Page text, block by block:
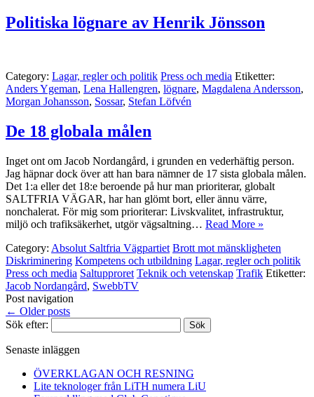
Politiska lögnare av Henrik Jönsson
Category: Lagar, regler och politik Press och media Etiketter:
Anders Ygeman, Lena Hallengren, lögnare, Magdalena Andersson,
Morgan Johansson, Sossar, Stefan Löfvén
De 18 globala målen
Inget ont om Jacob Nordangård, i grunden en vederhäftig person.
Jag häpnar dock över att han bara nämner de 17 sista globala målen.
Det 1:a eller det 18:e beroende på hur man prioriterar, globalt
SALTFRIA VÄGAR, har han glömt bort, eller ännu värre,
nonchalerat. För mig som prioriterar: Livskvalitet, infrastruktur,
miljö och trafiksäkerhet, utgör vägsaltning… Read More »
Category: Absolut Saltfria Vägpartiet Brott mot mänskligheten
Diskriminering Kompetens och utbildning Lagar, regler och politik
Press och media Saltupproret Teknik och vetenskap Trafik Etiketter:
Jacob Nordangård, SwebbTV
Post navigation
← Older posts
Sök efter:
Senaste inläggen
ÖVERKLAGAN OCH RESNING
Lite teknologer från LiTH numera LiU